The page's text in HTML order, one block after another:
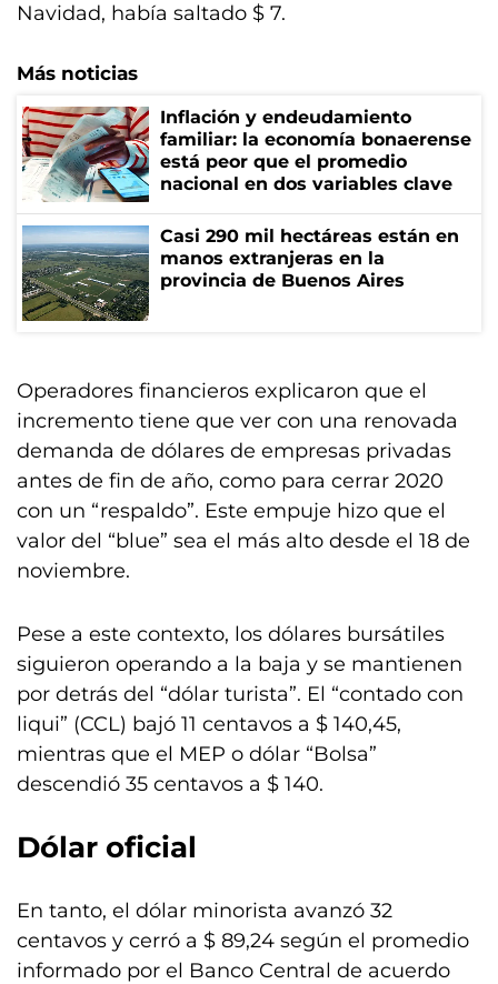
Navidad, había saltado $ 7.
Más noticias
Inflación y endeudamiento
familiar: la economía bonaerense
está peor que el promedio
nacional en dos variables clave
Casi 290 mil hectáreas están en
manos extranjeras en la
provincia de Buenos Aires
Operadores financieros explicaron que el
incremento tiene que ver con una renovada
demanda de dólares de empresas privadas
antes de fin de año, como para cerrar 2020
con un “respaldo”. Este empuje hizo que el
valor del “blue” sea el más alto desde el 18 de
noviembre.
Pese a este contexto, los dólares bursátiles
siguieron operando a la baja y se mantienen
por detrás del “dólar turista”. El “contado con
liqui” (CCL) bajó 11 centavos a $ 140,45,
mientras que el MEP o dólar “Bolsa”
descendió 35 centavos a $ 140.
Dólar oficial
En tanto, el dólar minorista avanzó 32
centavos y cerró a $ 89,24 según el promedio
informado por el Banco Central de acuerdo